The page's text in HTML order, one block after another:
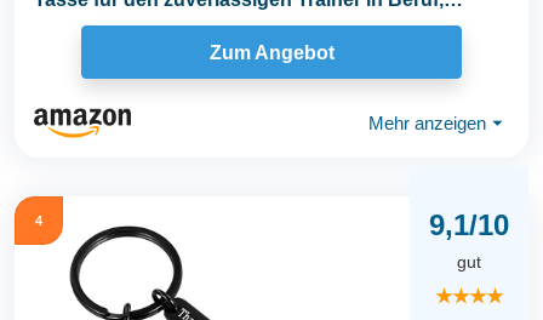
Schule...
Zum Angebot
Mehr anzeigen ⏷
4 9,1/10
gut
★★★★